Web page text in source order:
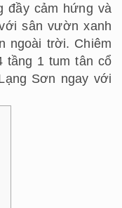
đầy cảm hứng và
sân vườn xanh
ngoài trời. Chiêm
tầng 1 tum tân cổ
Sơn ngay với